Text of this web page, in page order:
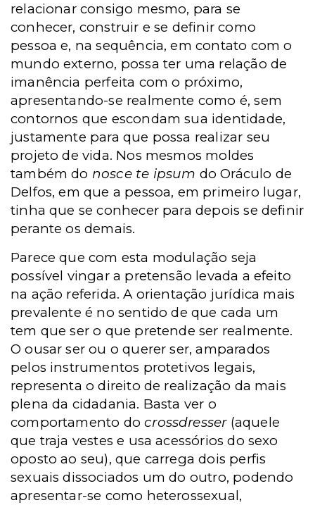
relacionar consigo mesmo, para se
conhecer, construir e se definir como
pessoa e, na sequência, em contato com o
mundo externo, possa ter uma relação de
imanência perfeita com o próximo,
apresentando-se realmente como é, sem
contornos que escondam sua identidade,
justamente para que possa realizar seu
projeto de vida. Nos mesmos moldes
também do nosce te ipsum do Oráculo de
Delfos, em que a pessoa, em primeiro lugar,
tinha que se conhecer para depois se definir
perante os demais.
Parece que com esta modulação seja
possível vingar a pretensão levada a efeito
na ação referida. A orientação jurídica mais
prevalente é no sentido de que cada um
tem que ser o que pretende ser realmente.
O ousar ser ou o querer ser, amparados
pelos instrumentos protetivos legais,
representa o direito de realização da mais
plena da cidadania. Basta ver o
comportamento docrossdresser(aquele
que traja vestes e usa acessórios do sexo
oposto ao seu), que carrega dois perfis
sexuais dissociados um do outro, podendo
apresentar-se como heterossexual,